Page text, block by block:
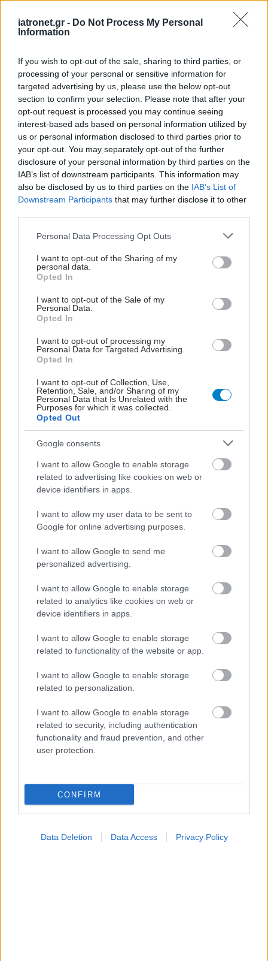
iatronet.gr - Do Not Process My Personal
Information
If you wish to opt-out of the sale, sharing to third parties, or
processing of your personal or sensitive information for
targeted advertising by us, please use the below opt-out
section to confirm your selection. Please note that after your
opt-out request is processed you may continue seeing
interest-based ads based on personal information utilized by
us or personal information disclosed to third parties prior to
your opt-out. You may separately opt-out of the further
disclosure of your personal information by third parties on the
IAB’s list of downstream participants. This information may
also be disclosed by us to third parties on the IAB’s List of
Downstream Participants that may further disclose it to other
Please note that this website/app uses one or more Google
not limited to your visit or usage behaviour. You may click to
grant or deny consent to Google and its third-party tags to
use your data for below specified purposes in below Google
consent section.
Personal Data Processing Opt Outs
I want to opt-out of the Sharing of my
personal data.
Opted In
I want to opt-out of the Sale of my
Personal Data.
Opted In
I want to opt-out of processing my
Personal Data for Targeted Advertising.
Opted In
I want to opt-out of Collection, Use,
Retention, Sale, and/or Sharing of my
Personal Data that Is Unrelated with the
Purposes for which it was collected.
Opted Out
Google consents
I want to allow Google to enable storage
related to advertising like cookies on web or
device identifiers in apps.
I want to allow my user data to be sent to
Google for online advertising purposes.
I want to allow Google to send me
personalized advertising.
I want to allow Google to enable storage
related to analytics like cookies on web or
device identifiers in apps.
I want to allow Google to enable storage
related to functionality of the website or app.
I want to allow Google to enable storage
related to personalization.
I want to allow Google to enable storage
related to security, including authentication
functionality and fraud prevention, and other
user protection.
CONFIRM
Data Deletion Data Access Privacy Policy
ΔΙΑΒΑΣΤΕ ΑΚΟΜΑ
ενυδάτωση, άνεση και
ισορροπία
Είναι ξηροδερμία ή
έκζεμα;
Συμβουλές για να
αντιμετωπίσετε την
ενυδάτωσης για
και προστασία για το
ευαίσθητο δέρμα
Ξηροδερμία στα χέρια:
Μπορεί να σχετίζεται με